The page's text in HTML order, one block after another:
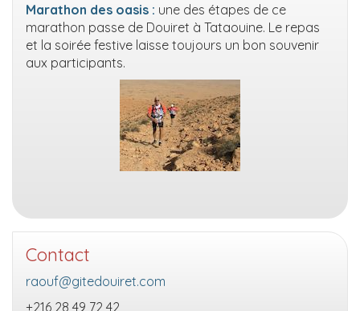
Marathon des oasis : une des étapes de ce
marathon passe de Douiret à Tataouine. Le repas
et la soirée festive laisse toujours un bon souvenir
aux participants.
Contact
raouf@gitedouiret.com
+216 28 49 72 42